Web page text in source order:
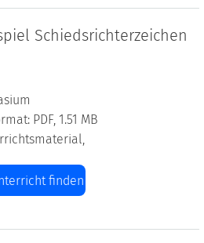
Schiedsrichterzeichen
PDF, 1.51 MB
finden